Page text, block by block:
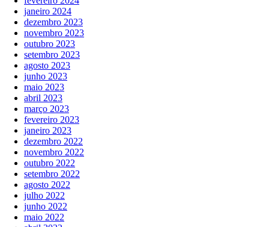
janeiro 2024
dezembro 2023
novembro 2023
outubro 2023
setembro 2023
agosto 2023
junho 2023
maio 2023
abril 2023
março 2023
fevereiro 2023
janeiro 2023
dezembro 2022
novembro 2022
outubro 2022
setembro 2022
agosto 2022
julho 2022
junho 2022
maio 2022